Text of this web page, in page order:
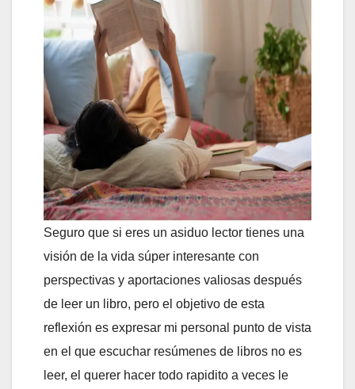
Seguro que si eres un asiduo lector tienes una
visión de la vida súper interesante con
perspectivas y aportaciones valiosas después
de leer un libro, pero el objetivo de esta
reflexión es expresar mi personal punto de vista
en el que escuchar resúmenes de libros no es
leer, el querer hacer todo rapidito a veces le